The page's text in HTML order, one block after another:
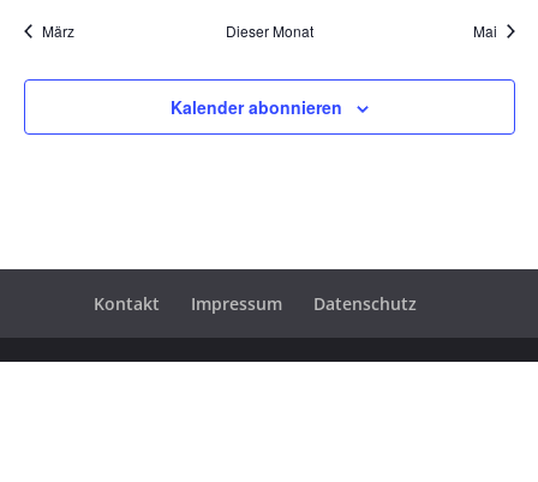
März Dieser Monat Mai
Kalender abonnieren
Kontakt Impressum Datenschutz